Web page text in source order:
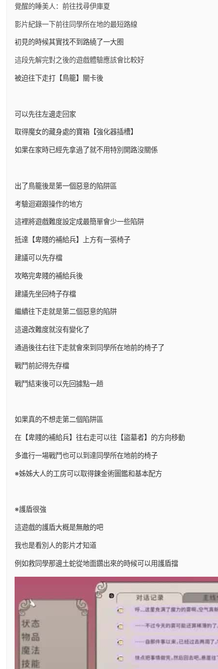
覺醒的睡美人：前往找尋伊庫夏
影片紀錄一下前往同學所在地的最短路線
初見的時候其實找不到路繞了一大圈
這段先解完對之後的遊戲體驗應該會比較好
被迫往下走打【鳥籠】關卡後
可以先往左邊走回家
取得魔女的藏身處的寶箱【強化器插槽】
如果在家時已經先拿過了就不用特別開路沒關係
出了鳥籠後是第一個惡意的陷阱區
考驗迴避跟操作的地方
這裡將遊戲難度設定成最簡單會少一些陷阱
抵達【卑賤的補給兵】上方有一張椅子
建議可以先存檔
攻略完卑賤的補給兵後
建議先坐回椅子存檔
繼續往下走就是第二個惡意的陷阱
這邊改難度就沒有變化了
通過後往右往下走就會來到同學所在地前的椅子了
戰鬥前記得先存檔
戰鬥結束後可以先回據點一趟
如果真的不想走第二個陷阱區
在【卑賤的補給兵】往右走可以往【盜墓者】的方向移動
多進行一場戰鬥也可以到達同學所在地前的椅子
※姊姊大人的工房可以取得鍊金術圖鑑和基本配方
※護盾很強
這遊戲的護盾大概是無敵的吧
我也是看別人的影片才知道
例如救同學那邊土蛇從地面鑽出來的時候可以用護盾擋